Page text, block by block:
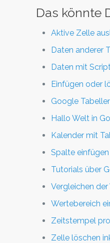
Das könnte
Aktive Zelle
Daten anderer
Daten mit
Einfügen oder
Google
Hallo Welt in
Kalender mit
Spalte
Tutorials über
Vergleichen
Wertebereich
Zeitstempel
Zelle löschen